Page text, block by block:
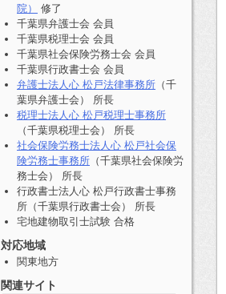
院）
修了
千葉県弁護士会 会員
千葉県税理士会 会員
千葉県社会保険労務士会 会員
千葉県行政書士会 会員
弁護士法人心 松戸法律事務所 （千
葉県弁護士会） 所長
税理士法人心 松戸税理士事務所
（千葉県税理士会） 所長
社会保険労務士法人心 松戸社会保
険労務士事務所 （千葉県社会保険労
務士会） 所長
行政書士法人心 松戸行政書士事務
所（千葉県行政書士会） 所長
宅地建物取引士試験 合格
対応地域
関東地方
関連サイト